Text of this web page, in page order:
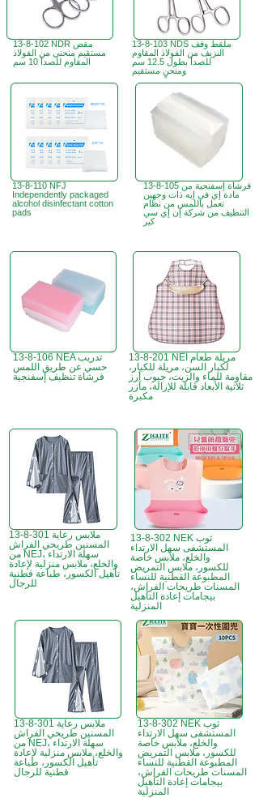
13-8-102 NDR مقص
مستقيم منحني من الفولاذ
المقاوم للصدأ 10 سم
13-8-103 NDS ملقط وقف
النزيف من الفولاذ المقاوم
للصدأ بطول 12.5 سم
ومنحنٍ مستقيم
13-8-110 NFJ
Independently packaged
alcohol disinfectant cotton
pads
13-8-105 فرشاة إسفنجية من
مادة إي في إيه ذات وجهين
تعمل باللمس من نظام
التنظيف من شركة إن إي سي
كير
13-8-106 NEA تدريب
حسي عن طريق اللمس
فرشاة تنظيف إسفنجية
13-8-201 NEI مريلة طعام
لكبار السن، مريلة للكبار،
مقاومة للماء والزيت، جيوب أرز
ثلاثية الأبعاد قابلة للإزالة، مآزر
مكبرة
13-8-301 ملابس رعاية
المسنين طريحي الفراش
من NEJ، سهلة الارتداء
والخلع، ملابس منزلية لإعادة
تأهيل الكسور، طباعة قطنية
للرجال
13-8-302 NEK ثوب
المستشفى سهل الارتداء
والخلع، ملابس خاصة
للكسور، ملابس التمريض
المطبوعة القطنية للنساء
المسنات طريحات الفراش،
بيجامات إعادة التأهيل
المنزلية
13-8-301 ملابس رعاية
المسنين طريحي الفراش
من NEJ، سهلة الارتداء
والخلع، ملابس منزلية لإعادة
تأهيل الكسور، طباعة
قطنية للرجال
13-8-302 NEK ثوب
المستشفى سهل الارتداء
والخلع، ملابس خاصة
للكسور، ملابس التمريض
المطبوعة القطنية للنساء
المسنات طريحات الفراش،
بيجامات إعادة التأهيل
المنزلية